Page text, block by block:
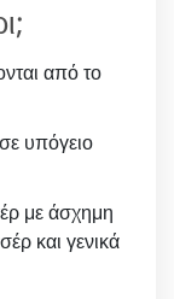
από το
υπόγειο
με άσχημη
και γενικά